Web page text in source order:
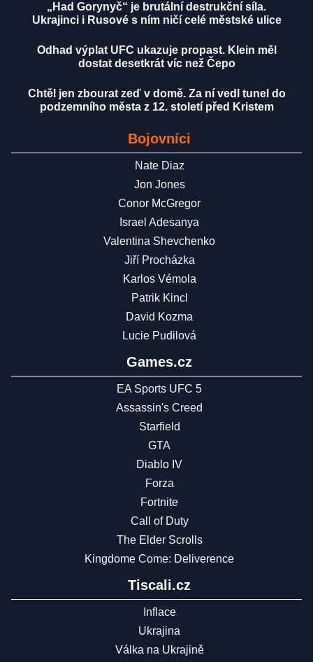
„Had Gorynyč“ je brutální destrukční síla.
Ukrajinci i Rusové s ním ničí celé městské ulice
Odhad výplat UFC ukazuje propast. Klein měl
dostat desetkrát víc než Čepo
Chtěl jen zbourat zeď v domě. Za ní vedl tunel do
podzemního města z 12. století před Kristem
Bojovníci
Nate Diaz
Jon Jones
Conor McGregor
Israel Adesanya
Valentina Shevchenko
Jiří Procházka
Karlos Vémola
Patrik Kincl
David Kozma
Lucie Pudilová
Games.cz
EA Sports UFC 5
Assassin's Creed
Starfield
GTA
Diablo IV
Forza
Fortnite
Call of Duty
The Elder Scrolls
Kingdome Come: Deliverence
Tiscali.cz
Inflace
Ukrajina
Válka na Ukrajině